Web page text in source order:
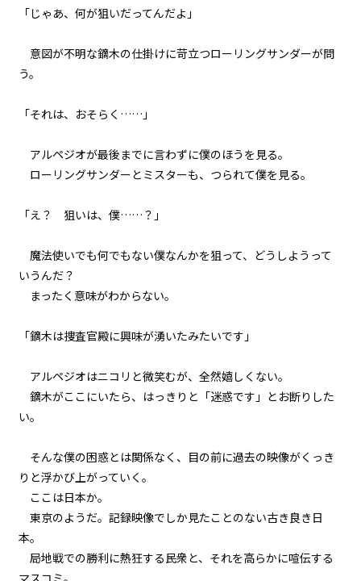
『Serial killer（連続殺人鬼）』
＜１２＞
第１話
『Serial killer（連続殺人鬼）』
＜１４＞
『Serial killer（連続殺人鬼）』
『Serial killer（連続殺人鬼）』
＜１６＞
第１話
＜１７＞
『Serial killer（連続殺人鬼）』
「じゃあ、何が狙いだってんだよ」
意図が不明な鏑木の仕掛けに苛立つローリングサンダーが問
う。
「それは、おそらく……」
アルペジオが最後までに言わずに僕のほうを見る。
ローリングサンダーとミスターも、つられて僕を見る。
「え？ 狙いは、僕……？」
魔法使いでも何でもない僕なんかを狙って、どうしようって
いうんだ？
まったく意味がわからない。
「鏑木は捜査官殿に興味が湧いたみたいです」
アルペジオはニコリと微笑むが、全然嬉しくない。
鏑木がここにいたら、はっきりと「迷惑です」とお断りした
い。
そんな僕の困惑とは関係なく、目の前に過去の映像がくっき
りと浮かび上がっていく。
ここは日本か。
東京のようだ。記録映像でしか見たことのない古き良き日
本。
局地戦での勝利に熱狂する民衆と、それを高らかに喧伝する
マスコミ。